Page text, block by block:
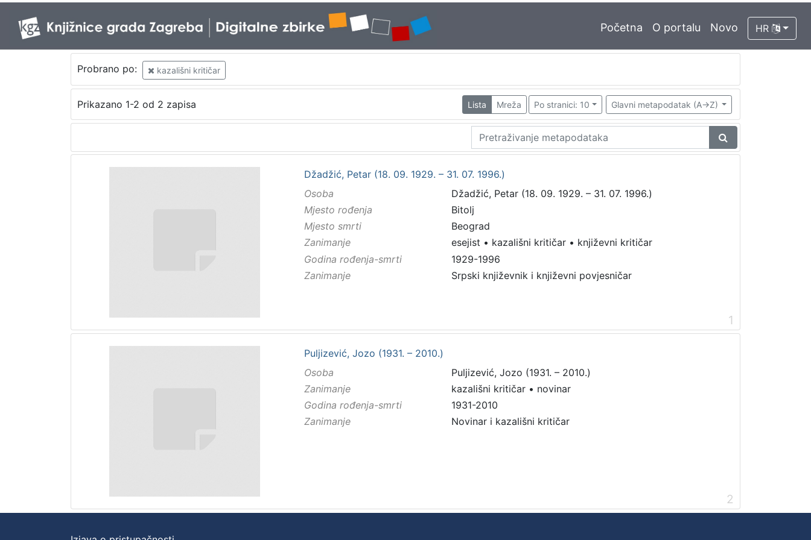
Početna O portalu Novo HR
Probrano po: kazališni kritičar
Prikazano 1-2 od 2 zapisa Lista Mreža Po stranici: 10 Glavni metapodatak (A->Z)
Džadžić, Petar (18. 09. 1929. – 31. 07. 1996.)
Osoba
Džadžić, Petar (18. 09. 1929. – 31. 07. 1996.)
Mjesto rođenja
Bitolj
Mjesto smrti
Beograd
Zanimanje
esejist • kazališni kritičar • književni kritičar
Godina rođenja-smrti
1929-1996
Zanimanje
Srpski književnik i književni povjesničar
1
Puljizević, Jozo (1931. – 2010.)
Osoba
Puljizević, Jozo (1931. – 2010.)
Zanimanje
kazališni kritičar • novinar
Godina rođenja-smrti
1931-2010
Zanimanje
Novinar i kazališni kritičar
2